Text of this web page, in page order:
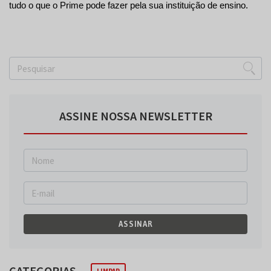
tudo o que o Prime pode fazer pela sua instituição de ensino.
ASSINE NOSSA NEWSLETTER
ASSINAR